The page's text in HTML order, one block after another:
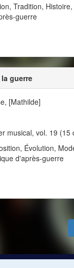
Tradition,
guerre
guerre
[Mathilde]
musical, vol. 19 (15
Évolution,
d'après-guerre